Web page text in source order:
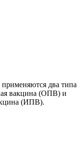
два типа
вакцина (ОПВ) и
(ИПВ).